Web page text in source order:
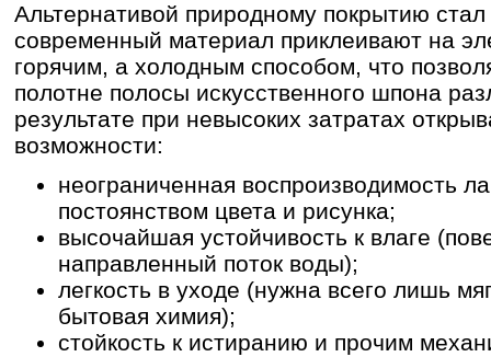
Альтернативой природному покрытию
современный материал приклеивают на
горячим, а холодным способом, что
полотне полосы искусственного шпона
результате при невысоких затратах
возможности:
неограниченная воспроизводимость
постоянством цвета и рисунка;
высочайшая устойчивость к влаге
направленный поток воды);
легкость в уходе (нужна всего лишь
бытовая химия);
стойкость к истиранию и прочим